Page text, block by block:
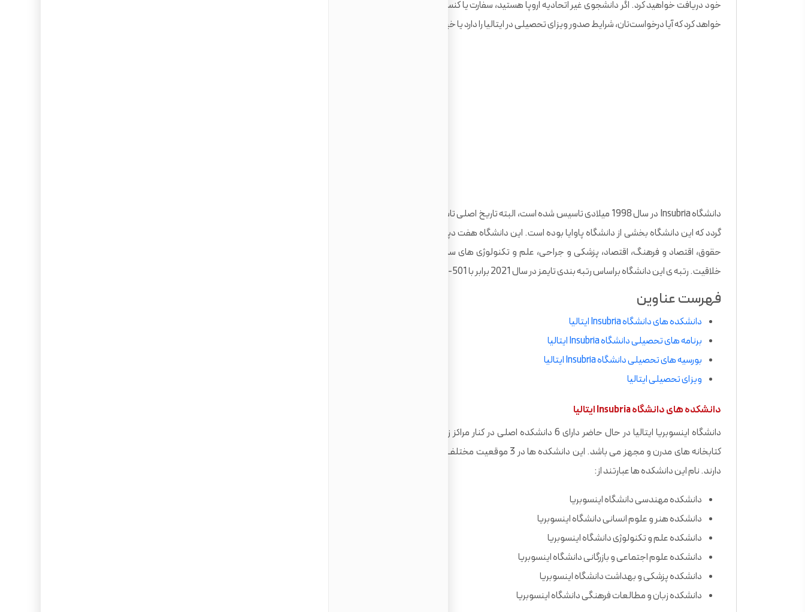
خود دریافت خواهید کرد. اگر دانشجوی غیر اتحادیه اروپا هستید، سفارت یا کنسولگری ایتالیا در کشور مادری‌تان، بررسی
خواهد کرد که آیا درخواست‌تان، شرایط صدور ویزای تحصیلی در ایتالیا را دارد یا خیر.
گردد که این دانشگاه بخشی از دانشگاه پاوایا بوده است. این دانشگاه هفت دپارتمان دارد که عبارتند از: بیوتکنولوژی،
حقوق، اقتصاد و فرهنگ، اقتصاد، پزشکی و جراحی، علم و تکنولوژی های سطح بالا، علوم کاربردی، علوم انسانی و
خلاقیت. رتبه ی این دانشگاه براساس رتبه بندی تایمز در سال 2021 برابر با 501-600 می باشد.
فهرست عناوین
دانشکده های دانشگاه Insubria ایتالیا
برنامه های تحصیلی دانشگاه Insubria ایتالیا
بورسیه های تحصیلی دانشگاه Insubria ایتالیا
ویزای تحصیلی ایتالیا
دانشکده های دانشگاه Insubria ایتالیا
دانشگاه اینسوبریا ایتالیا در حال حاضر دارای 6 دانشکده اصلی در کنار مراکز زبان، مراکز ورزشی و تحقیقاتی همراه با
کتابخانه های مدرن و مجهز می باشد. این دانشکده ها در 3 موقعیت مختلف این دانشگاه در شهرهای ذکر شده قرار
دارند. نام این دانشکده ها عبارتند از:
دانشکده مهندسی دانشگاه اینسوبریا
دانشکده هنر و علوم انسانی دانشگاه اینسوبریا
دانشکده علم و تکنولوژی دانشگاه اینسوبریا
دانشکده علوم اجتماعی و بازرگانی دانشگاه اینسوبریا
دانشکده پزشکی و بهداشت دانشگاه اینسوبریا
دانشکده زبان و مطالعات فرهنگی دانشگاه اینسوبریا